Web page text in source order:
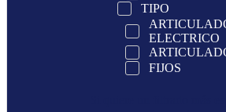
TIPO
ELECTRICO
FIJOS